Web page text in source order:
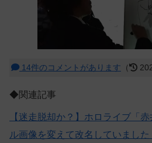
14件のコメントがあります （
◆関連記事
【迷走脱却か？】ホロライブ「
ル画像を変えて改名していました